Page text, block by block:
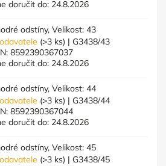
doručit do: 24.8.2026
odstíny, Velikost: 43
(>3 ks) | G3438/43
8592390367037
doručit do: 24.8.2026
odstíny, Velikost: 44
(>3 ks) | G3438/44
8592390367044
doručit do: 24.8.2026
odstíny, Velikost: 45
(>3 ks) | G3438/45